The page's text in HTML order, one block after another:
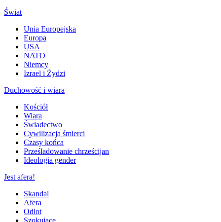
Świat
Unia Europejska
Europa
USA
NATO
Niemcy
Izrael i Żydzi
Duchowość i wiara
Kościół
Wiara
Świadectwo
Cywilizacja śmierci
Czasy końca
Prześladowanie chrześcijan
Ideologia gender
Jest afera!
Skandal
Afera
Odlot
Szokujące